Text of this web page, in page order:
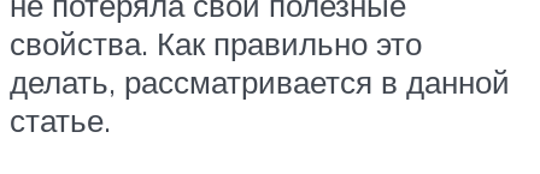
свойства. Как правильно это
делать, рассматривается в данной
статье.